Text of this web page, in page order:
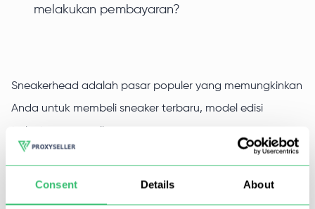
Consent Details About
melakukan pembayaran?
Sneakerhead adalah pasar populer yang memungkinkan
Anda untuk membeli sneaker terbaru, model edisi
Dalam mengejar sepatu kets, penggemar menggunakan
semua metode yang tersedia dan salah satu yang